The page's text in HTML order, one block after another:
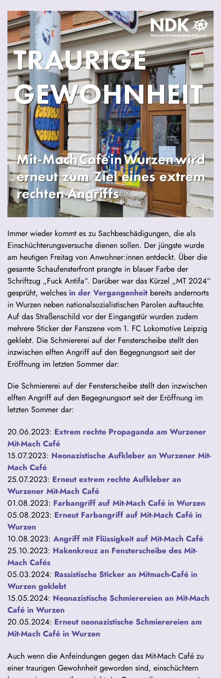
Immer wieder kommt es zu Sachbeschädigungen, die als
Einschüchterungsversuche dienen sollen. Der jüngste wurde
am heutigen Freitag von Anwohner:innen entdeckt. Über die
gesamte Schaufensterfront prangte in blauer Farbe der
Schriftzug „Fuck Antifa“. Darüber war das Kürzel „MT 2024“
gesprüht, welches in der Vergangenheit bereits andernorts
in Wurzen neben nationalsozialistischen Parolen auftauchte.
Auf das Straßenschild vor der Eingangstür wurden zudem
mehrere Sticker der Fanszene vom 1. FC Lokomotive Leipzig
geklebt. Die Schmiererei auf der Fensterscheibe stellt den
inzwischen elften Angriff auf den Begegnungsort seit der
Eröffnung im letzten Sommer dar:
Die Schmiererei auf der Fensterscheibe stellt den inzwischen
elften Angriff auf den Begegnungsort seit der Eröffnung im
letzten Sommer dar:
20.06.2023: Extrem rechte Propaganda am Wurzener
Mit-Mach Café
15.07.2023: Neonazistische Aufkleber an Wurzener Mit-
Mach Café
25.07.2023: Erneut extrem rechte Aufkleber an
Wurzener Mit-Mach Café
01.08.2023: Farbangriff auf Mit-Mach Café in Wurzen
05.08.2023: Erneut Farbangriff auf Mit-Mach Café in
Wurzen
10.08.2023: Angriff mit Flüssigkeit auf Mit-Mach Café
25.10.2023: Hakenkreuz an Fensterscheibe des Mit-
Mach Cafés
05.03.2024: Rassistische Sticker an Mitmach-Café in
Wurzen geklebt
15.05.2024: Neonazistische Schmierereien an Mit-Mach
Café in Wurzen
20.05.2024: Erneut neonazistische Schmierereien am
Mit-Mach Café in Wurzen
Auch wenn die Anfeindungen gegen das Mit-Mach Café zu
einer traurigen Gewohnheit geworden sind, einschüchtern